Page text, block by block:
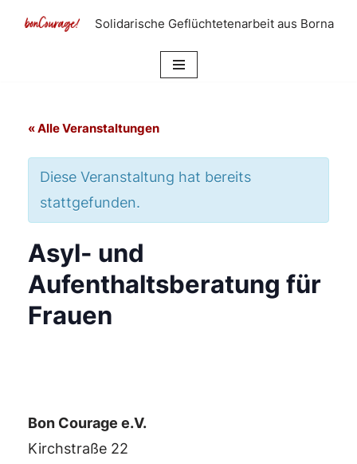
Solidarische Geflüchtetenarbeit aus Borna
« Alle Veranstaltungen
Diese Veranstaltung hat bereits
stattgefunden.
Asyl- und
Aufenthaltsberatung für
Frauen
Bon Courage e.V.
Kirchstraße 22